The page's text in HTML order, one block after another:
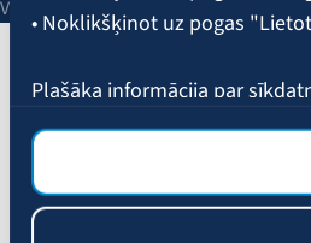
• Noklikšķinot uz pogas
Plašāka informācija par
Vienotais reģ. Nr. 40003049409.